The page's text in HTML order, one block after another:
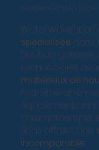
WATERWAVE SPA,
WaterWaveSpas
spécialisée dans
haut de gamme,
technologies
matériaux de
hydrothérapie
équipements
chromothérapie
spas offrent une
incomparable.